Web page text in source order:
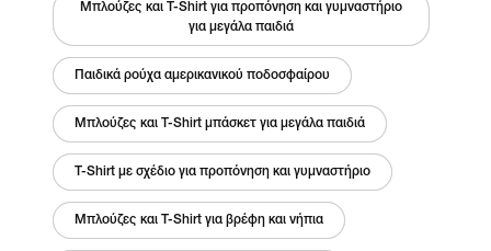
Μπλούζες και T-Shirt για προπόνηση και γυμναστήριο
για μεγάλα παιδιά
Παιδικά ρούχα αμερικανικού ποδοσφαίρου
Μπλούζες και T-Shirt μπάσκετ για μεγάλα παιδιά
T-Shirt με σχέδιο για προπόνηση και γυμναστήριο
Μπλούζες και T-Shirt για βρέφη και νήπια